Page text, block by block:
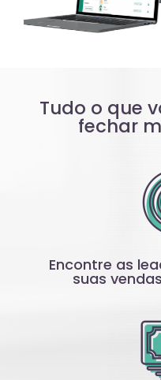
Tudo o que
fechar
Encontre as
suas